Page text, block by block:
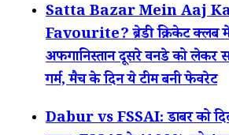
Satta Bazar Mein Aaj
Favourite? ब्रेडी क्रिकेट क्लब
अफगानिस्तान दूसरे वनडे को लेकर
गर्म, मैच के दिन ये टीम बनी फेवरेट
Dabur vs FSSAI: डाबर को